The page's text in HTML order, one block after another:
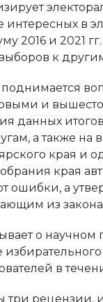
интересных в
2016 и 2021
к
и
данных
а также на
края и
края
ошибки, а
из
о
в
рецензии,